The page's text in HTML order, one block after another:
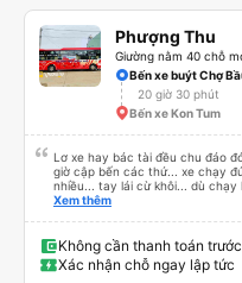
Phượng Thu
Giường nằm 40 chỗ
Bến xe buýt Chợ
20 giờ 30 phút
Bến xe Kon Tum
Lơ xe hay bác tài đều chu đáo
giờ cập bến các thứ... xe chạy
nhiều... tay lái cừ khôi... dù
táo sức khoẻ đầy đủ và tay lái cứng cáp là được.
máy chạy lâu. Thích hợp và tiện nghi cho ai có nhu cầu từ tphcm (bến xe
miền đông) lên Măng Đen chơi
Xem thêm
Không cần thanh toán trước
Xác nhận chỗ ngay lập tức